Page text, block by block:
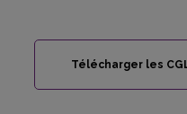
Télécharger les